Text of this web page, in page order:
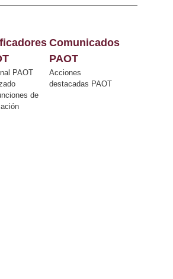
PAOT
de
Comunicados
PAOT
Acciones
destacadas PAOT